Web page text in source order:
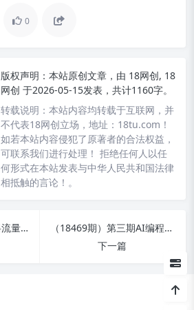
0
版权声明： 本站原创文章，由 18网创, 18
网创 于2026-05-15发表，共计1160字。
转载说明： 本站内容均转载于互联网，并
不代表18网创立场，地址：18tu.com！
如若本站内容侵犯了原著者的合法权益，
可联系我们进行处理！ 拒绝任何人以任
何形式在本站发表与中华人民共和国法律
相抵触的言论！。
18471期闲鱼虚拟资料流量掘金新玩法，轻松月入过万
（18469期）第三期AI编程实战课5月9日更新：零基础开启创意变现之旅，涵盖全品类产品开发，将想法转化为赚钱项目
下一篇